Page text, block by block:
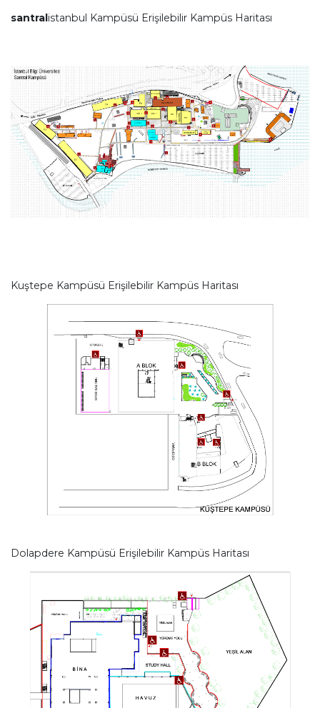
santralistanbul Kampüsü Erişilebilir Kampüs Haritası
Kuştepe Kampüsü Erişilebilir Kampüs Haritası
Dolapdere Kampüsü Erişilebilir Kampüs Haritası